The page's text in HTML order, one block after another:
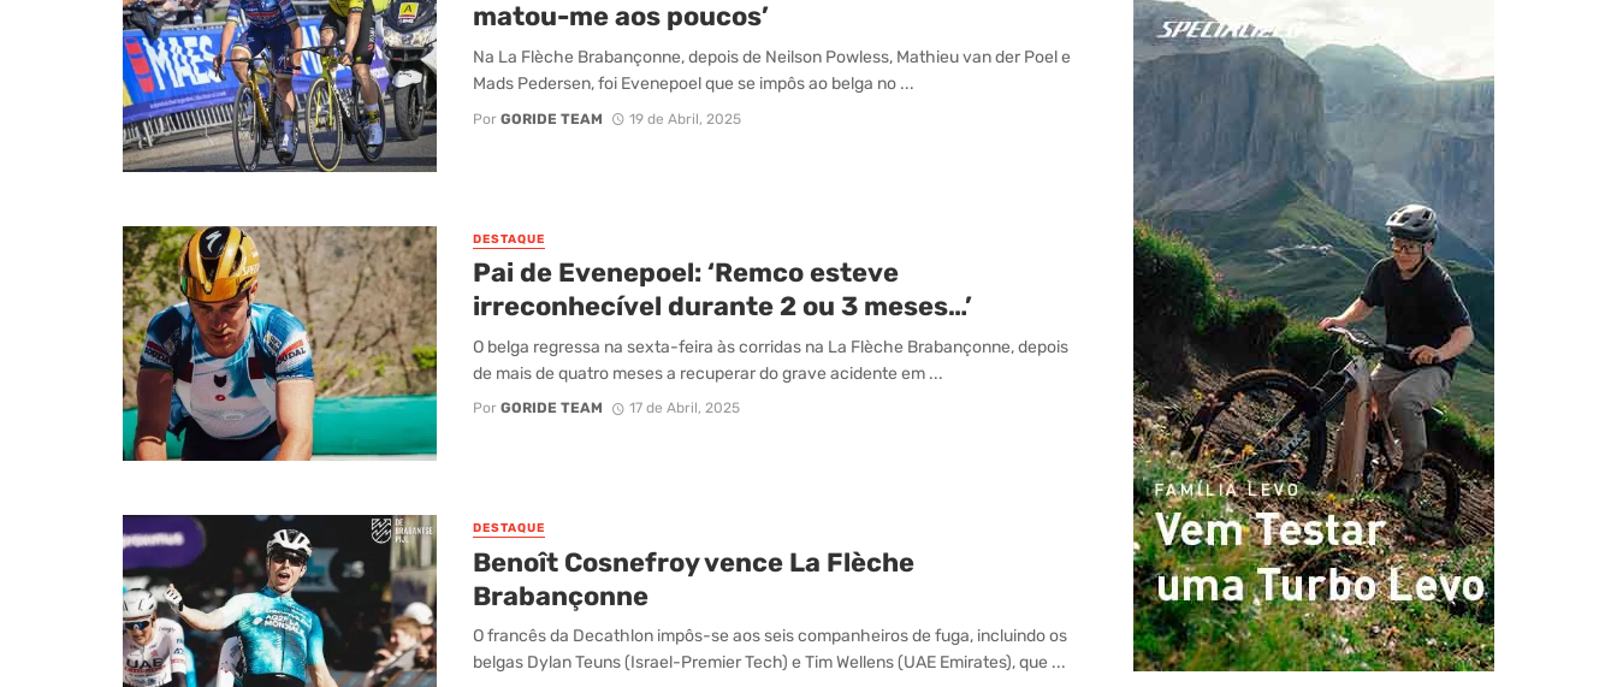
matou-me aos poucos’
Na La Flèche Brabançonne, depois de Neilson Powless, Mathieu van der Poel e
Mads Pedersen, foi Evenepoel que se impôs ao belga no ...
Por GORIDE TEAM 19 de Abril, 2025
DESTAQUE
Pai de Evenepoel: ‘Remco esteve
irreconhecível durante 2 ou 3 meses…’
O belga regressa na sexta-feira às corridas na La Flèche Brabançonne, depois
de mais de quatro meses a recuperar do grave acidente em ...
Por GORIDE TEAM 17 de Abril, 2025
DESTAQUE
Benoît Cosnefroy vence La Flèche
Brabançonne
O francês da Decathlon impôs-se aos seis companheiros de fuga, incluindo os
belgas Dylan Teuns (Israel-Premier Tech) e Tim Wellens (UAE Emirates), que ...